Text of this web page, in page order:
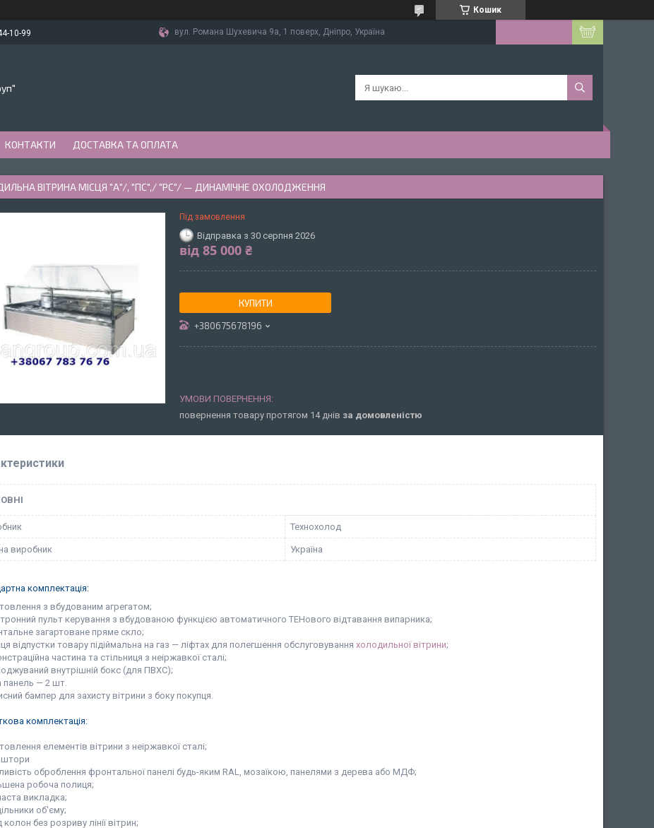
Кошик
10-99 вул. Романа Шухевича 9а, 1 поверх, Дніпро, Україна
КОНТАКТИ ДОСТАВКА ТА ОПЛАТА
ВІТРИНА МІСЦЯ "А"/, "ПС",/ "РС"/ — ДИНАМІЧНЕ ОХОЛОДЖЕННЯ
Під замовлення
Відправка з 30 серпня 2026
від 85 000 ₴
КУПИТИ
+380675678196
повернення товару протягом 14 днів за домовленістю
Технохолод
виробник Україна
комплектація:
з вбудованим агрегатом;
пульт керування з вбудованою функцією автоматичного ТЕНового відтавання випарника;
загартоване пряме скло;
відпустки товару підіймальна на газ — ліфтах для полегшення обслуговування холодильної вітрини;
частина та стільниця з неіржавкої сталі;
внутрішній бокс (для ПВХС);
панель — 2 шт.
бампер для захисту вітрини з боку покупця.
комплектація:
елементів вітрини з неіржавкої сталі;
штори
оброблення фронтальної панелі будь-яким RAL, мозаїкою, панелями з дерева або МДФ;
робоча полиця;
викладка;
об'єму;
колон без розриву лінії вітрин;